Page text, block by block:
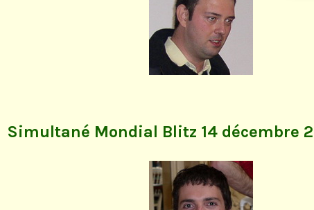
Simultané Mondial Blitz 14 décembre